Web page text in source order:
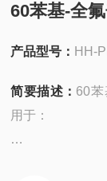
60苯基-全
产品型号： HH-
简要描述： 60
用于：